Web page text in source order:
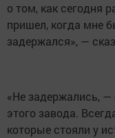
о том, как сегодня
пришел, когда мне
задержался», —
«Не задержались, —
этого завода.
которые стояли у